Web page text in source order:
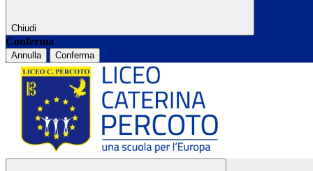
Chiudi
Conferma
Annulla Conferma